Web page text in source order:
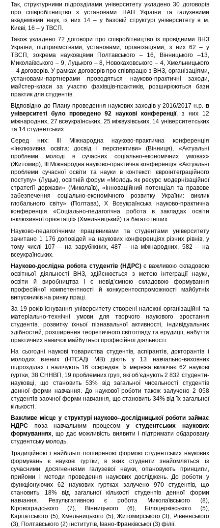
Так, структурними підрозділами університету укладено 30 договорів
про співробітництво з установами НАН України та галузевими
академіями наук, із них 14 – у базовій структурі університету в м.
Києві, 16 – у ТВСП.
Також укладено 72 договори про співробітництво із провідними ВНЗ
України, підприємствами, установами, організаціями, з них 62 – у
ТВСП, зокрема науковцями Полтавського – 16, Вінницького –13,
Миколаївського – 9, Луцького – 8, Новокаховського – 4, Хмельницького
– 4 договорів. У рамках договорів про співпрацю з ВНЗ, організаціями,
установами-партнерами проводяться науково-практичні заходи,
майстер-класи за участю фахівців-практиків, розширюються бази
практик для студентів.
Відповідно до Плану проведення наукових заходів у 2016/2017 н.р. в
університеті було проведено 92 наукові конференції, з них 12
міжнародних, 27 всеукраїнських, 25 міжвузівських, 14 університетських
та 14 студентських.
Серед них: ІІІ Міжнародна науково-практична конференція
«Інклюзивна освіта: досвід і перспективи» (Вінниця), «Актуальні
проблеми молоді в сучасних соціально-економічних умовах»
(Житомир), IIІ Міжнародна науково-практична конференція «Актуальні
проблеми сучасної освіти та науки в контексті євроінтеграційного
поступу» (Луцьк), освітній форум «Молодь як ресурс модернізаційної
стратегії держави» (Миколаїв), «Інноваційний потенціал та правове
забезпечення соціально-економічного розвитку України: виклик
глобального світу» (Полтава), Х Всеукраїнська науково-практична
конференція «Соціально-педагогічна робота в закладах освіти
інклюзивної орієнтації» (Хмельницький) та багато інших.
Науково-педагогічними працівниками та студентами університету
зачитано 1 176 доповідей на наукових конференціях різних рівнів, у
тому числі 107 – на зарубіжних, 487 – на міжнародних, 582 – на
всеукраїнських.
Науково-дослідна робота студентів (НДРС)є важливою складовою
освітньої діяльності ВНЗ, здійснюється з метою інтеграції науки,
освіти й виробництва і є невід’ємною складовою формування
професійної компетентності й конкурентоспроможності майбутніх
випускників на ринку праці.
За 19 років існування університету створені належні організаційні та
матеріально-технічні умови для творчого наукового зростання
студентів, розвитку їхньої пізнавальної активності, індивідуальних
здібностей, розширення теоретичного світогляду та ерудиції, набуття
практичних навичок майбутньої професійної діяльності.
На сьогодні наукові товариства студентів, аспірантів, докторантів і
молодих вчених (НТСАДі МВ) діють у 13 навчально-виховних
підрозділах і налічують 16 осередків. Їх мережа включає 62 наукові
гуртки, 38 СННВП, 19 проблемних груп, які об’єднують 2 832 студенти-
науковці, що становить 53% від загальної чисельності студентів
денної форми навчання. До наукової роботи також залучено 2 058
студентів заочної форми навчання, що становить 34% від їх загальної
кількості.
Важливе місце у структурі науково--дослідницької роботи займає
НДРС поза навчальним процесом у студентських наукових
формуваннях, що дає можливість виявити і підтримати обдаровану
студентську молодь.
Традиційною і найбільш поширеною формою студентських наукових
формувань є наукові гуртки, в яких студенти знайомляться із
сучасними досягненнями галузевої науки, опановують принципи,
прийоми і методи проведення наукових досліджень. До роботи у
функціонуючих 62 наукових гуртках залучено 970 студентів, що
становить 18% від загальної кількості студентів денної форми
навчання. Результативною є робота Миколаївського (8),
Кіровоградського (7), Вінницького (6), Білоцерківського (5),
Карпатського (5), Хмельницького (5), Житомирського (3), Рівненського
(3), Полтавського (2) інститутів, Івано-Франківської (3) філії.